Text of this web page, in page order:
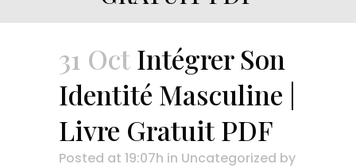
31 OctIntégrer Son
Identité Masculine |
Livre Gratuit PDF
Posted at 19:07h in Uncategorized by